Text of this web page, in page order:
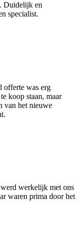
Duidelijk en
specialist.
offerte was erg
koop staan, maar
van het nieuwe
werkelijk met ons
waren prima door het